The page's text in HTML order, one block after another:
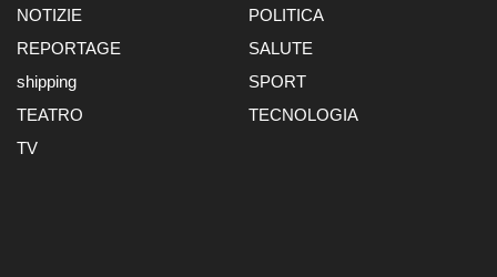
NOTIZIE
POLITICA
REPORTAGE
SALUTE
shipping
SPORT
TEATRO
TECNOLOGIA
TV